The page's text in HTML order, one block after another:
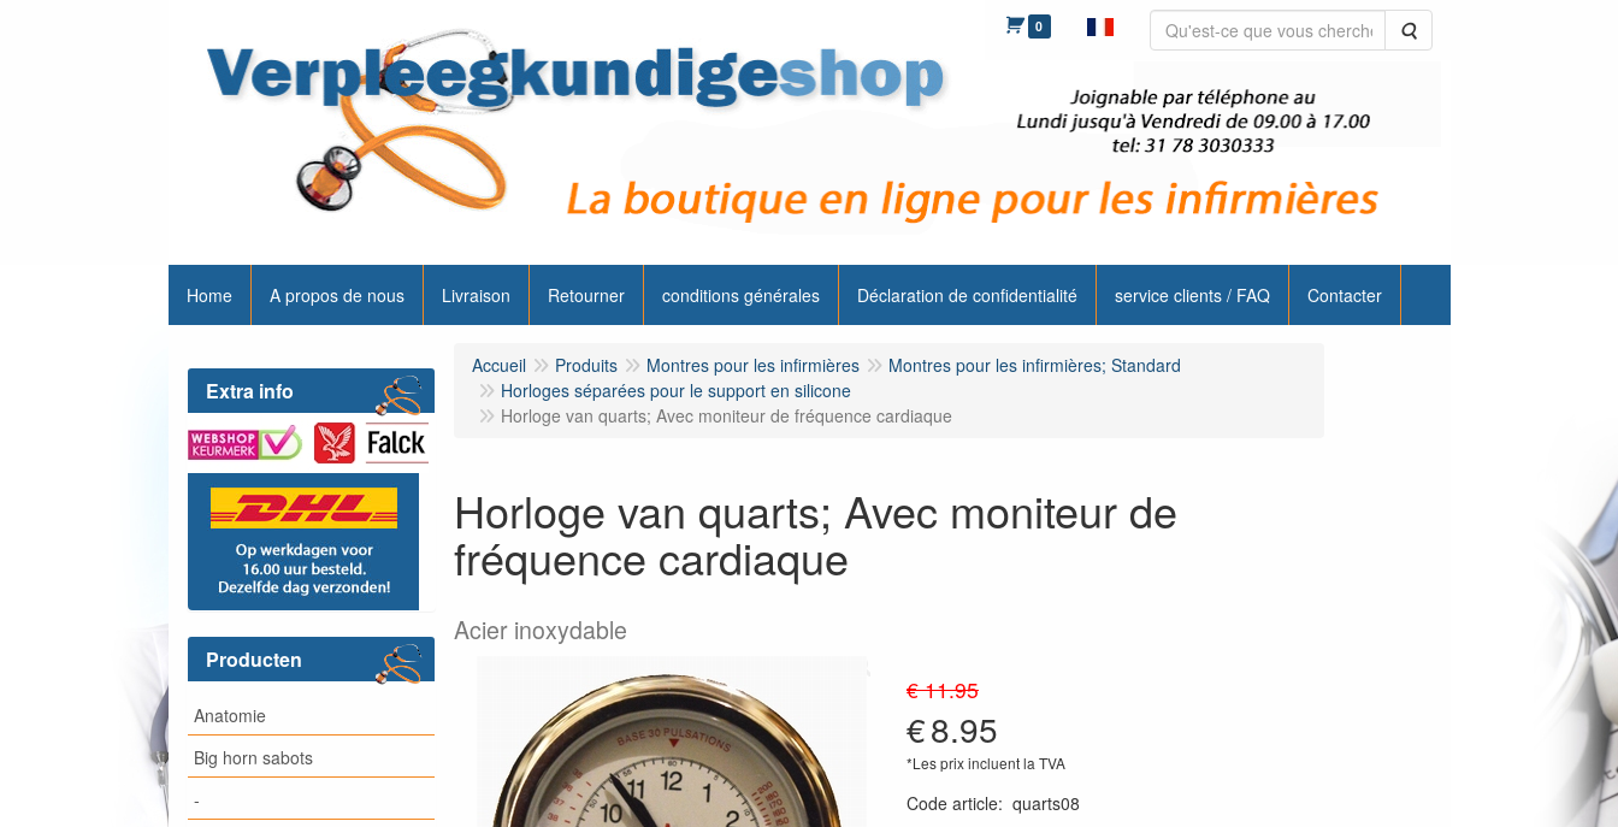
0 Rechercher
Home A propos de nous Livraison Retourner conditions générales Déclaration de confidentialité service clients / FAQ Contacter
Extra info
Producten
Anatomie
Big horn sabots
-
Accueil Produits Montres pour les infirmières
Montres pour les infirmières; Standard
Horloges séparées pour le support en silicone
Horloge van quarts; Avec moniteur de fréquence cardiaque
Horloge van quarts; Avec moniteur de
fréquence cardiaque
Acier inoxydable
€ 11.95
€8.95
*Les prix incluent la TVA
Code article: quarts08